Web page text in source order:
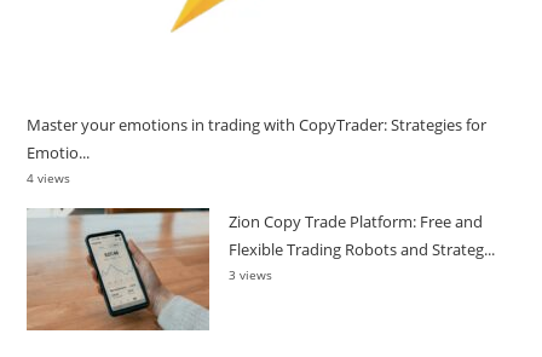
Master your emotions in trading with CopyTrader: Strategies for
Emotio...
4 views
Zion Copy Trade Platform: Free and
Flexible Trading Robots and Strateg...
3 views